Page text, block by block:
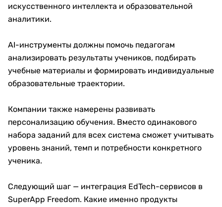
искусственного интеллекта и образовательной
аналитики.
AI-инструменты должны помочь педагогам
анализировать результаты учеников, подбирать
учебные материалы и формировать индивидуальные
образовательные траектории.
Компании также намерены развивать
персонализацию обучения. Вместо одинакового
набора заданий для всех система сможет учитывать
уровень знаний, темп и потребности конкретного
ученика.
Следующий шаг — интеграция EdTech-сервисов в
SuperApp Freedom. Какие именно продукты